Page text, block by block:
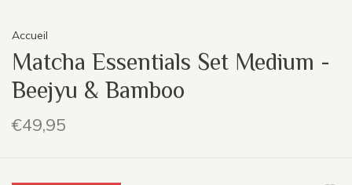
Accueil
Matcha Essentials Set Medium -
Beejyu & Bamboo
€49,95